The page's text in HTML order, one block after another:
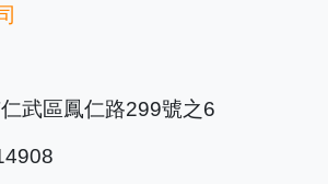
武區鳳仁路299號之6